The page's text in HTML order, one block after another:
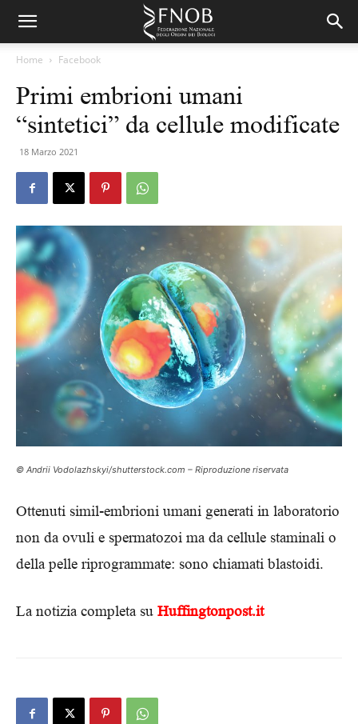
Home Facebook
Primi embrioni umani
“sintetici” da cellule modificate
18 Marzo 2021
© Andrii Vodolazhskyi/shutterstock.com – Riproduzione riservata
Ottenuti simil-embrioni umani generati in laboratorio
non da ovuli e spermatozoi ma da cellule staminali o
della pelle riprogrammate: sono chiamati blastoidi.
La notizia completa su Huffingtonpost.it